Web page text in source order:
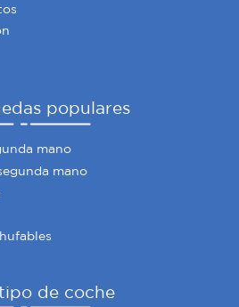
populares
mano
mano
de coche